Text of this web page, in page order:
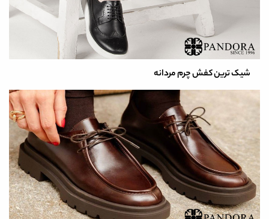
شیک ترین کفش چرم مردانه